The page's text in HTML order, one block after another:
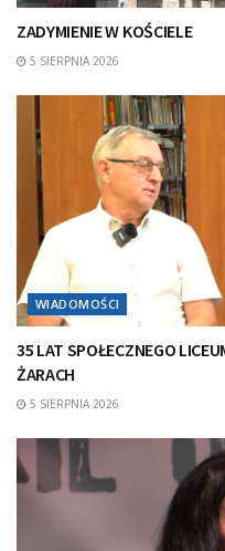
ZADYMIENIE W KOŚCIELE
5 SIERPNIA 2026
WIADOMOŚCI
35 LAT SPOŁECZNEGO
ŻARACH
5 SIERPNIA 2026